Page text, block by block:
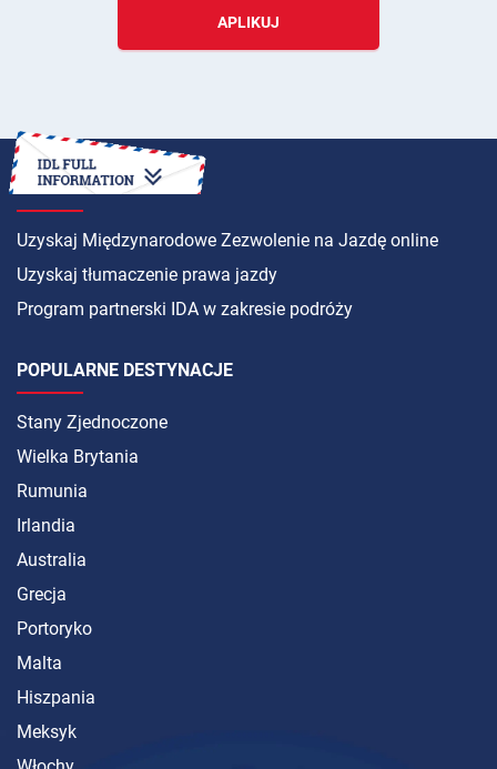
APLIKUJ
INSTRUKCJA
Uzyskaj Międzynarodowe Zezwolenie na Jazdę online
Uzyskaj tłumaczenie prawa jazdy
Program partnerski IDA w zakresie podróży
POPULARNE DESTYNACJE
Stany Zjednoczone
Wielka Brytania
Rumunia
Irlandia
Australia
Grecja
Portoryko
Malta
Hiszpania
Meksyk